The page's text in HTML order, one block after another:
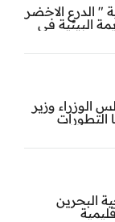
" الدرع الاخضر
البيئية في
الوزراء وزير
التطورات
البحرين